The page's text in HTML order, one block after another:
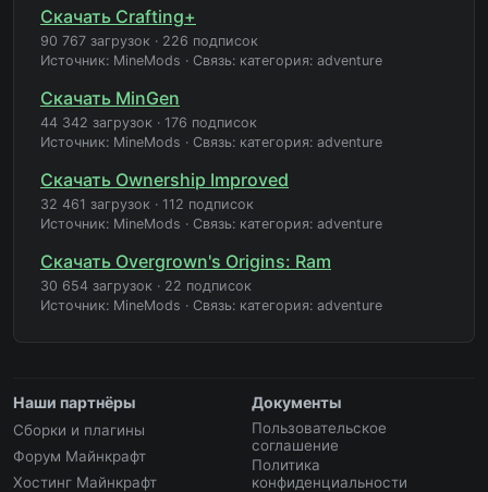
Скачать Crafting+
90 767 загрузок · 226 подписок
Источник: MineMods · Связь: категория: adventure
Скачать MinGen
44 342 загрузок · 176 подписок
Источник: MineMods · Связь: категория: adventure
Скачать Ownership Improved
32 461 загрузок · 112 подписок
Источник: MineMods · Связь: категория: adventure
Скачать Overgrown's Origins: Ram
30 654 загрузок · 22 подписок
Источник: MineMods · Связь: категория: adventure
Наши партнёры
Сборки и плагины
Форум Майнкрафт
Хостинг Майнкрафт
Документы
Пользовательское
соглашение
Политика
конфиденциальности